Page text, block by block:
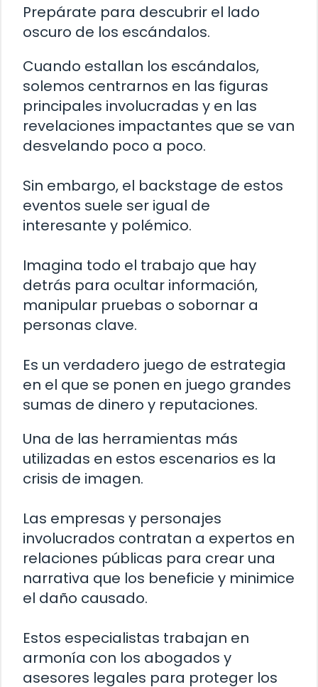
Prepárate para descubrir el lado
oscuro de los escándalos.
Cuando estallan los escándalos,
solemos centrarnos en las figuras
principales involucradas y en las
revelaciones impactantes que se van
desvelando poco a poco.
Sin embargo, el backstage de estos
eventos suele ser igual de
interesante y polémico.
Imagina todo el trabajo que hay
detrás para ocultar información,
manipular pruebas o sobornar a
personas clave.
Es un verdadero juego de estrategia
en el que se ponen en juego grandes
sumas de dinero y reputaciones.
Una de las herramientas más
utilizadas en estos escenarios es la
crisis de imagen.
Las empresas y personajes
involucrados contratan a expertos en
relaciones públicas para crear una
narrativa que los beneficie y minimice
el daño causado.
Estos especialistas trabajan en
armonía con los abogados y
asesores legales para proteger los